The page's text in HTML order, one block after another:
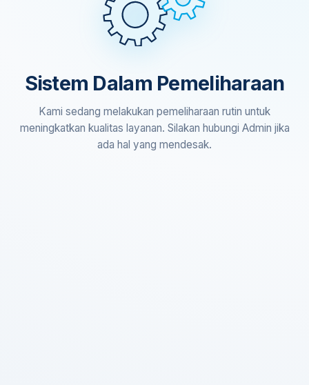
Sistem Dalam Pemeliharaan
Kami sedang melakukan pemeliharaan rutin untuk
meningkatkan kualitas layanan. Silakan hubungi Admin jika
ada hal yang mendesak.